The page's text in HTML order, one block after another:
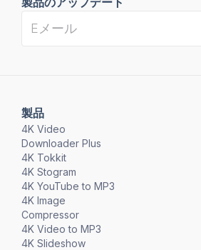
製品
4K Video
Downloader Plus
4K Tokkit
4K Stogram
4K YouTube to MP3
4K Image
Compressor
4K Video to MP3
4K Slideshow